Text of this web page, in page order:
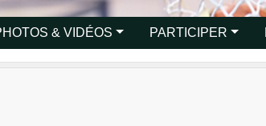
& VIDÉOS PARTICIPER